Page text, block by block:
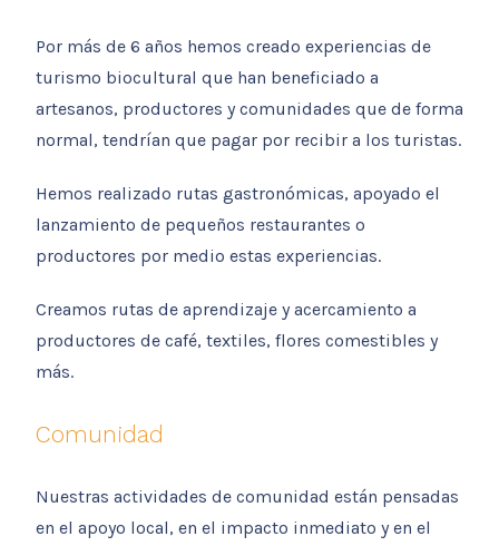
Por más de 6 años hemos creado experiencias de
turismo biocultural que han beneficiado a
artesanos, productores y comunidades que de forma
normal, tendrían que pagar por recibir a los turistas.
Hemos realizado rutas gastronómicas, apoyado el
lanzamiento de pequeños restaurantes o
productores por medio estas experiencias.
Creamos rutas de aprendizaje y acercamiento a
productores de café, textiles, flores comestibles y
más.
Comunidad
Nuestras actividades de comunidad están pensadas
en el apoyo local, en el impacto inmediato y en el